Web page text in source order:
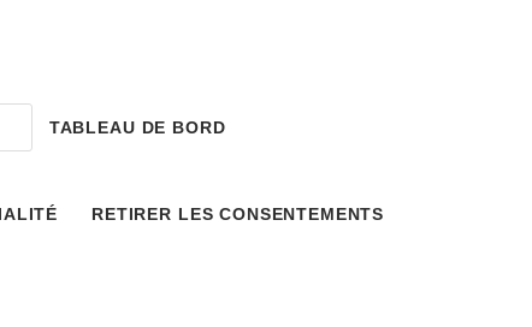
TABLEAU DE BORD
RETIRER LES CONSENTEMENTS